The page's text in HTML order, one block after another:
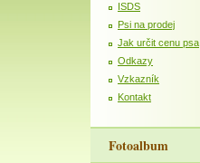
ISDS
Psi na prodej
Jak určit cenu psa
Odkazy
Vzkazník
Kontakt
Fotoalbum